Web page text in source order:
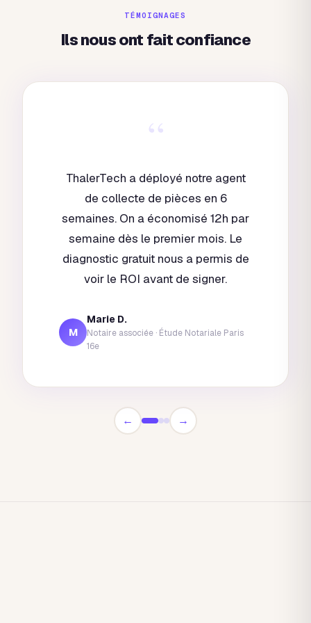
TÉMOIGNAGES
Ils nous ont fait confiance
“
ThalerTech a déployé notre agent
de collecte de pièces en 6
semaines. On a économisé 12h par
semaine dès le premier mois. Le
diagnostic gratuit nous a permis de
voir le ROI avant de signer.
M
Marie D.
Notaire associée · Étude Notariale Paris
16e
← →